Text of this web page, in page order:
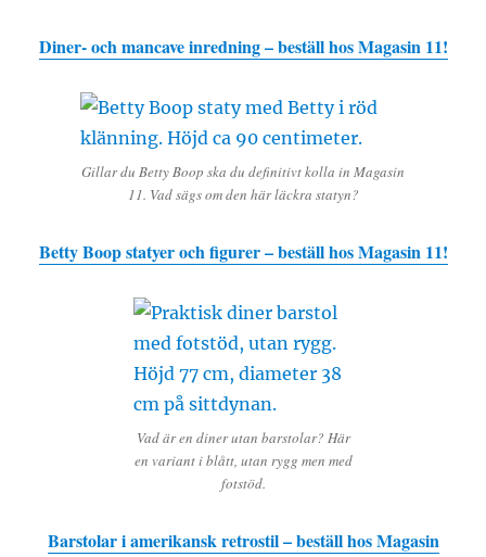
Diner- och mancave inredning – beställ hos Magasin 11!
Gillar du Betty Boop ska du definitivt kolla in Magasin
11. Vad sägs om den här läckra statyn?
Betty Boop statyer och figurer – beställ hos Magasin 11!
Vad är en diner utan barstolar? Här
en variant i blått, utan rygg men med
fotstöd.
Barstolar i amerikansk retrostil – beställ hos Magasin